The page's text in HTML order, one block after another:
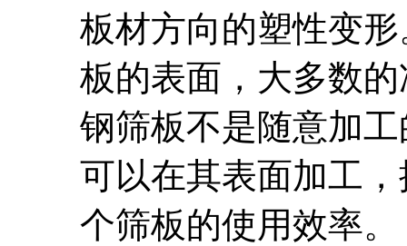
板材方向的塑性变
板的表面，大多数
钢筛板不是随意加
可以在其表面加工
个筛板的使用效率。